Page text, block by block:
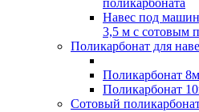
поликарбоната
Навес под
3,5 м с сотовым
Поликарбонат для
Поликарбонат
Поликарбонат
Сотовый